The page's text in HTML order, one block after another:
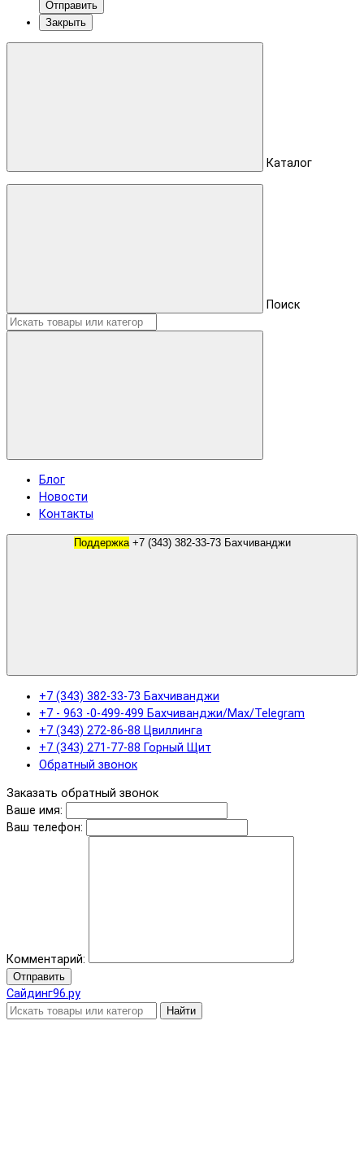
Отправить
Закрыть
Каталог
Поиск
Блог
Новости
Контакты
Поддержка +7 (343) 382-33-73 Бахчиванджи
+7 (343) 382-33-73 Бахчиванджи
+7 - 963 -0-499-499 Бахчиванджи/Max/Telegram
+7 (343) 272-86-88 Цвиллинга
+7 (343) 271-77-88 Горный Щит
Обратный звонок
Заказать обратный звонок
Ваше имя:
Ваш телефон:
Комментарий:
Отправить
Сайдинг96.ру
Найти